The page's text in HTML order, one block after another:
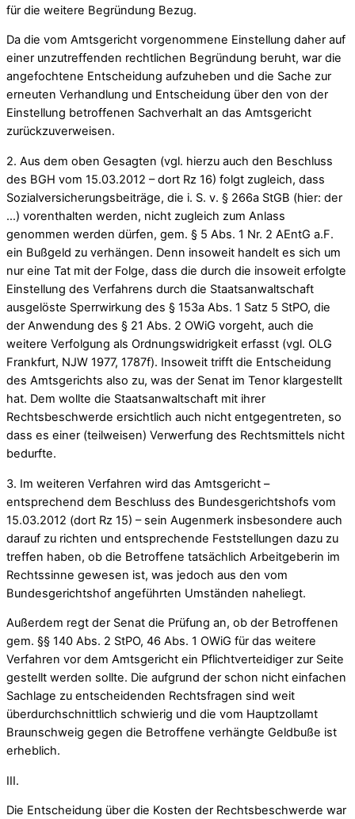
für die weitere Begründung Bezug.
Da die vom Amtsgericht vorgenommene Einstellung daher auf
einer unzutreffenden rechtlichen Begründung beruht, war die
angefochtene Entscheidung aufzuheben und die Sache zur
erneuten Verhandlung und Entscheidung über den von der
Einstellung betroffenen Sachverhalt an das Amtsgericht
zurückzuverweisen.
2. Aus dem oben Gesagten (vgl. hierzu auch den Beschluss
des BGH vom 15.03.2012 – dort Rz 16) folgt zugleich, dass
Sozialversicherungsbeiträge, die i. S. v. § 266a StGB (hier: der
…) vorenthalten werden, nicht zugleich zum Anlass
genommen werden dürfen, gem. § 5 Abs. 1 Nr. 2 AEntG a.F.
ein Bußgeld zu verhängen. Denn insoweit handelt es sich um
nur eine Tat mit der Folge, dass die durch die insoweit erfolgte
Einstellung des Verfahrens durch die Staatsanwaltschaft
ausgelöste Sperrwirkung des § 153a Abs. 1 Satz 5 StPO, die
der Anwendung des § 21 Abs. 2 OWiG vorgeht, auch die
weitere Verfolgung als Ordnungswidrigkeit erfasst (vgl. OLG
Frankfurt, NJW 1977, 1787f). Insoweit trifft die Entscheidung
des Amtsgerichts also zu, was der Senat im Tenor klargestellt
hat. Dem wollte die Staatsanwaltschaft mit ihrer
Rechtsbeschwerde ersichtlich auch nicht entgegentreten, so
dass es einer (teilweisen) Verwerfung des Rechtsmittels nicht
bedurfte.
3. Im weiteren Verfahren wird das Amtsgericht –
entsprechend dem Beschluss des Bundesgerichtshofs vom
15.03.2012 (dort Rz 15) – sein Augenmerk insbesondere auch
darauf zu richten und entsprechende Feststellungen dazu zu
treffen haben, ob die Betroffene tatsächlich Arbeitgeberin im
Rechtssinne gewesen ist, was jedoch aus den vom
Bundesgerichtshof angeführten Umständen naheliegt.
Außerdem regt der Senat die Prüfung an, ob der Betroffenen
gem. §§ 140 Abs. 2 StPO, 46 Abs. 1 OWiG für das weitere
Verfahren vor dem Amtsgericht ein Pflichtverteidiger zur Seite
gestellt werden sollte. Die aufgrund der schon nicht einfachen
Sachlage zu entscheidenden Rechtsfragen sind weit
überdurchschnittlich schwierig und die vom Hauptzollamt
Braunschweig gegen die Betroffene verhängte Geldbuße ist
erheblich.
III.
Die Entscheidung über die Kosten der Rechtsbeschwerde war